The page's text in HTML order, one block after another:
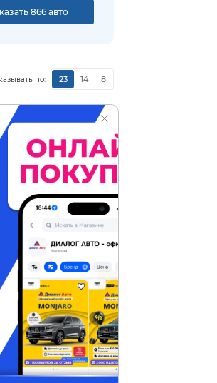
866 авто
по: 23 14 8